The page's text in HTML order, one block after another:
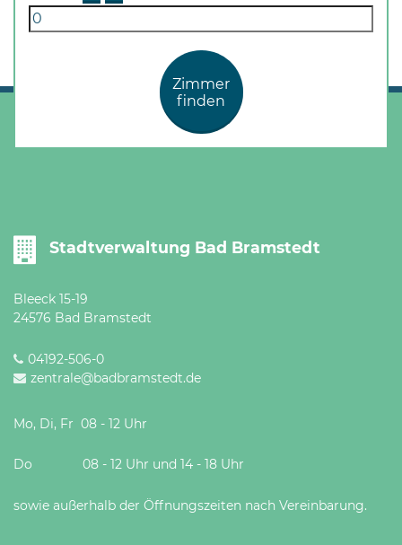
Zimmer
finden
Stadtverwaltung Bad Bramstedt
Bleeck 15-19
24576 Bad Bramstedt
04192-506-0
zentrale@badbramstedt.de
Mo, Di, Fr 08 - 12 Uhr
Do 08 - 12 Uhr und 14 - 18 Uhr
sowie außerhalb der Öffnungszeiten nach Vereinbarung.